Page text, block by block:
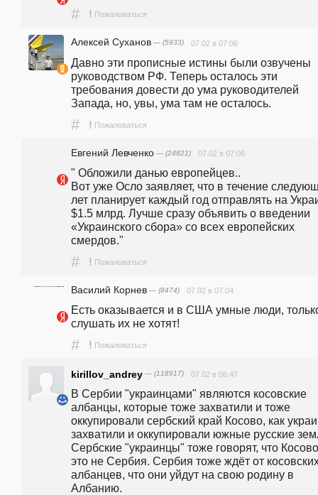
# ! Пожаловаться
Алексей Суханов — (5933) 07.02 в 07:06
Давно эти прописные истины были озвучены
руководством РФ. Теперь осталось эти
требования довести до ума руководителей
Запада, но, увы, ума там не осталось.
# ! Пожаловаться
Евгений Левченко — (24821) 07.02 в 07:06
" Обложили данью европейцев..
Вот уже Осло заявляет, что в течение
лет планирует каждый год отправлять на
$1.5 млрд. Лучше сразу объявить о введении
«Украинского сбора» со всех европейских
смердов."
# ! Пожаловаться
Василий Корнев — (8474) 07.02 в 07:04
Есть оказывается и в США умные люди,
слушать их не хотят!
# ! Пожаловаться
kirillov_andrey — (118917) 07.02 в 06:47
В Сербии "украинцами" являются косовские
албанцы, которые тоже захватили и тоже
оккупировали сербский край Косово, как
захватили и оккупировали южные русские
Сербские "украинцы" тоже говорят, что
это не Сербия. Сербия тоже ждёт от
албанцев, что они уйдут на свою родину в
Албанию.